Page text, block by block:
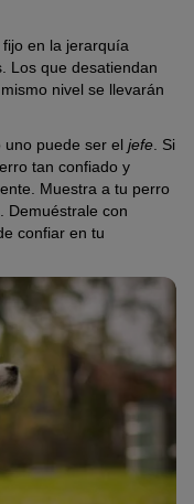
en la jerarquía
Los que desatiendan
nivel se llevarán
uno puede ser el jefe . Si
tan confiado y
Muestra a tu perro
Demuéstrale con
confiar en tu